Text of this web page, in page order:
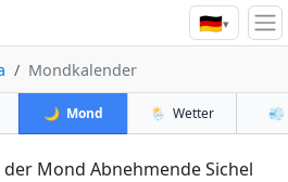
🇩🇪▾
Mondkalender
🌙 Mond 🌦️ Wetter 💨
Mond Abnehmende Sichel